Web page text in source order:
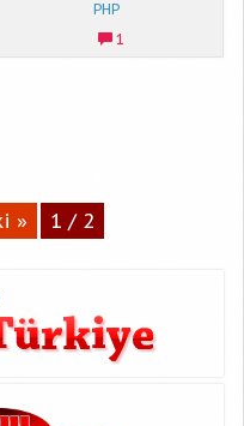
PHP
1
» 1 / 2